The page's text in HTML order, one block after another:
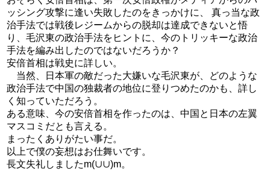
ッシング攻撃に逢い失敗したのをきっかけに、 真っ当な政
治手法では戦後レジームからの脱却は達成できないと悟
り、毛沢東の政治手法をヒントに、今のトリッキーな政治
手法を編み出したのではないだろうか？
安倍首相は戦史に詳しい。
当然、日本軍の敵だった大嫌いな毛沢東が、どのような
政治手法で中国の独裁者の地位に登りつめたのかも、詳し
く知っていただろう。
ある意味、今の安倍首相を作ったのは、中国と日本の左翼
マスコミだとも言える。
まったくありがたい事だ。
以上で僕の妄想はお仕舞いです。
長文失礼しましたm(∪∪)m。